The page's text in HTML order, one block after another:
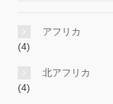
アフリカ
(4)
北アフリカ
(4)